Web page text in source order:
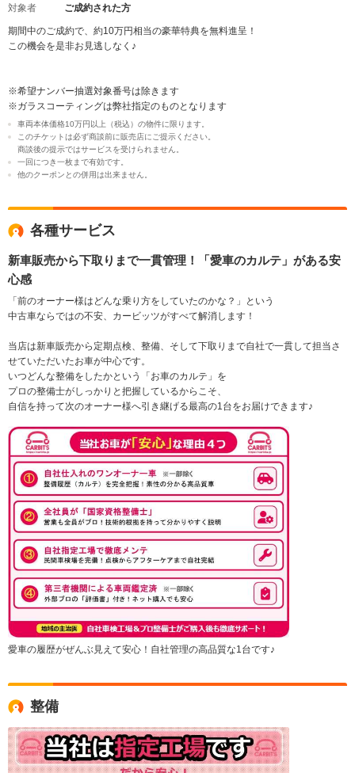
対象者 ご成約された方
期間中のご成約で、約10万円相当の豪華特典を無料進呈！
この機会を是非お見逃しなく♪
※希望ナンバー抽選対象番号は除きます
※ガラスコーティングは弊社指定のものとなります
車両本体価格10万円以上（税込）の物件に限ります。
このチケットは必ず商談前に販売店にご提示ください。
商談後の提示ではサービスを受けられません。
一回につき一枚まで有効です。
他のクーポンとの併用は出来ません。
各種サービス
新車販売から下取りまで一貫管理！「愛車のカルテ」がある安
心感
「前のオーナー様はどんな乗り方をしていたのかな？」という
中古車ならではの不安、カービッツがすべて解消します！
当店は新車販売から定期点検、整備、そして下取りまで自社で一貫して担当さ
せていただいたお車が中心です。
いつどんな整備をしたかという「お車のカルテ」を
プロの整備士がしっかりと把握しているからこそ、
自信を持って次のオーナー様へ引き継げる最高の1台をお届けできます♪
愛車の履歴がぜんぶ見えて安心！自社管理の高品質な1台です♪
整備